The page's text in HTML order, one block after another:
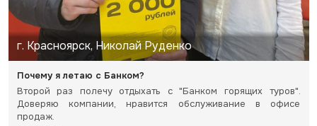
г. Красноярск, Николай Руденко
Почему я летаю с Банком?
Второй раз полечу отдыхать с "Банком горящих туров".
Доверяю компании, нравится обслуживание в офисе
продаж.